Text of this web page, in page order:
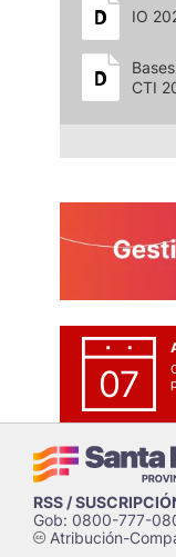
IO
CTI
07
RSS /
Gob: 0800-777-
cAtribución-